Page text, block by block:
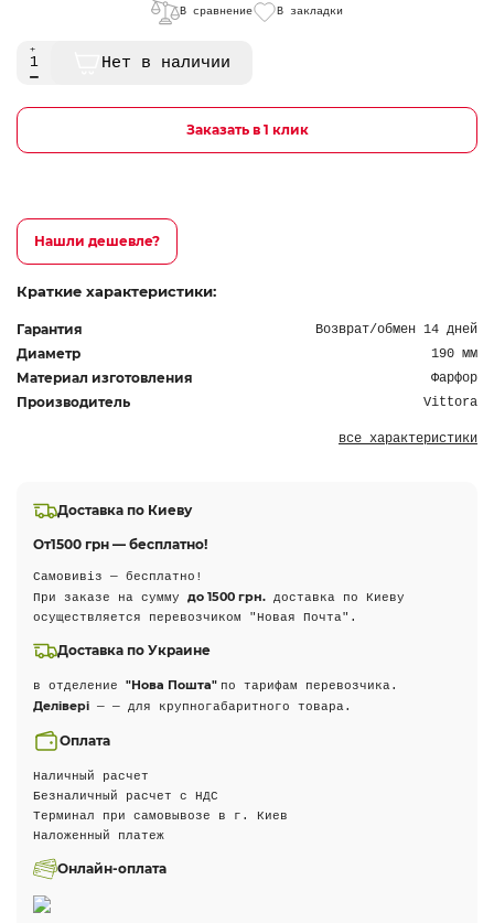
В сравнение В закладки
Нет в наличии
Заказать в 1 клик
Нашли дешевле?
Краткие характеристики:
Гарантия Возврат/обмен 14 дней
Диаметр 190 мм
Материал изготовления Фарфор
Производитель Vittora
все характеристики
Доставка по Киеву
От1500 грн — бесплатно!
Самовивіз — бесплатно!
При заказе на сумму до 1500 грн. доставка по Киеву
осуществляется перевозчиком "Новая Почта".
Доставка по Украине
в отделение "Нова Пошта" по тарифам перевозчика.
Делівері — — для крупногабаритного товара.
Оплата
Наличный расчет
Безналичный расчет с НДС
Терминал при самовывозе в г. Киев
Наложенный платеж
Онлайн-оплата